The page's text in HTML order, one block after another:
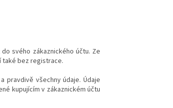
svého zákaznického účtu. Ze
také bez registrace.
pravdivě všechny údaje. Údaje
kupujícím v zákaznickém účtu